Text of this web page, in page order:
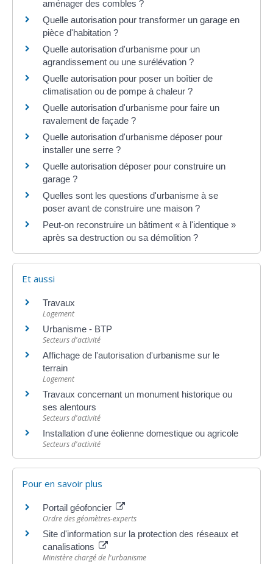
aménager des combles ?
Quelle autorisation pour transformer un garage en
pièce d'habitation ?
Quelle autorisation d'urbanisme pour un
agrandissement ou une surélévation ?
Quelle autorisation pour poser un boîtier de
climatisation ou de pompe à chaleur ?
Quelle autorisation d'urbanisme pour faire un
ravalement de façade ?
Quelle autorisation d'urbanisme déposer pour
installer une serre ?
Quelle autorisation déposer pour construire un
garage ?
Quelles sont les questions d'urbanisme à se
poser avant de construire une maison ?
Peut-on reconstruire un bâtiment « à l'identique »
après sa destruction ou sa démolition ?
Et aussi
Travaux
Logement
Urbanisme - BTP
Secteurs d'activité
Affichage de l'autorisation d'urbanisme sur le
terrain
Logement
Travaux concernant un monument historique ou
ses alentours
Secteurs d'activité
Installation d'une éolienne domestique ou agricole
Secteurs d'activité
Pour en savoir plus
Portail géofoncier
Ordre des géomètres-experts
Site d'information sur la protection des réseaux et
canalisations
Ministère chargé de l'urbanisme